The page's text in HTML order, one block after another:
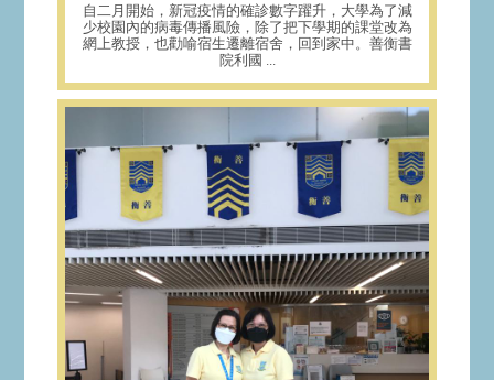
自二月開始，新冠疫情的確診數字躍升，大學為了減
少校園內的病毒傳播風險，除了把下學期的課堂改為
網上教授，也勸喻宿生遷離宿舍，回到家中。善衡書
院利國 ...